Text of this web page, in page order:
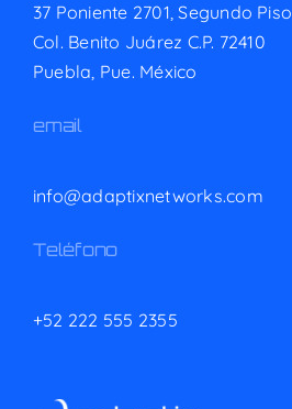
37 Poniente 2701, Segundo Piso
Col. Benito Juárez C.P. 72410
Puebla, Pue. México
email
info@adaptixnetworks.com
Teléfono
+52 222 555 2355